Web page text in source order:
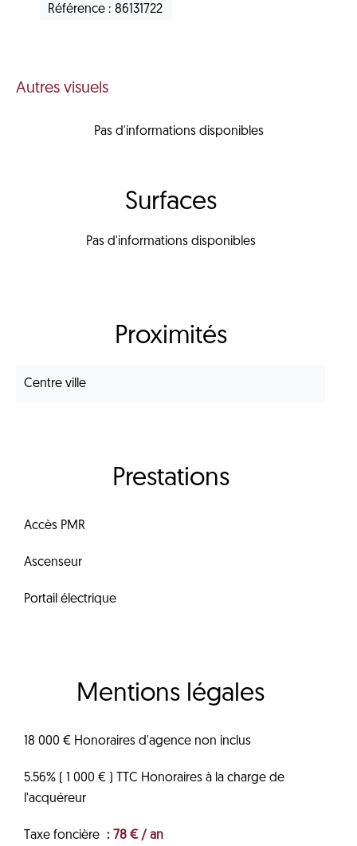
Référence 86131722
Autres visuels
Pas d'informations disponibles
Surfaces
Pas d'informations disponibles
Proximités
Centre ville
Prestations
Accès PMR
Ascenseur
Portail électrique
Mentions légales
18 000 € Honoraires d'agence non inclus
5.56% ( 1 000 € ) TTC Honoraires à la charge de
l'acquéreur
Taxe foncière 78 € / an